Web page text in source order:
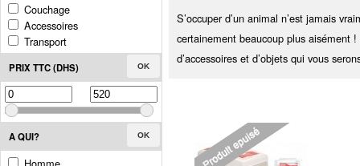
Couchage
Accessoires
Transport
PRIX TTC (DHS) OK
A QUI? OK
Homme
S’occuper d’un animal n’est jamais
certainement beaucoup plus aisément
d’accessoires et d’objets qui vous